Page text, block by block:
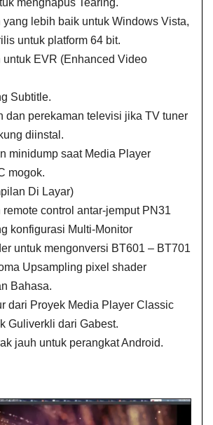
yang lebih baik untuk Windows Vista,
untuk platform 64 bit.
untuk EVR (Enhanced Video
Subtitle.
dan perekaman televisi jika TV tuner
diinstal.
minidump saat Media Player
mogok.
Di Layar)
remote control antar-jemput PN31
konfigurasi Multi-Monitor
untuk mengonversi BT601 – BT701
Upsampling pixel shader
Bahasa.
dari Proyek Media Player Classic
Guliverkli dari Gabest.
jauh untuk perangkat Android.